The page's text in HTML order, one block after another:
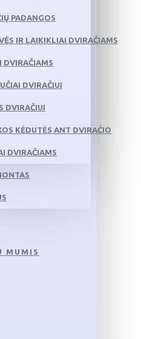
PADANGOS
IR LAIKIKLIAI DVIRAČIAMS
DVIRAČIAMS
DVIRAČIUI
DVIRAČIUI
KĖDUTĖS ANT DVIRAČIO
DVIRAČIAMS
MUMIS